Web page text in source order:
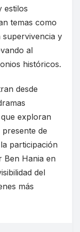
estilos
temas como
supervivencia y
al
históricos.
desde
exploran
presente de
participación
Ben Hania en
del
más